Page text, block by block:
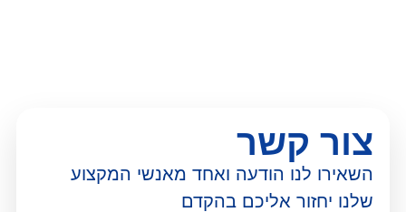
צור קשר
השאירו לנו הודעה ואחד מאנשי המקצוע
שלנו יחזור אליכם בהקדם